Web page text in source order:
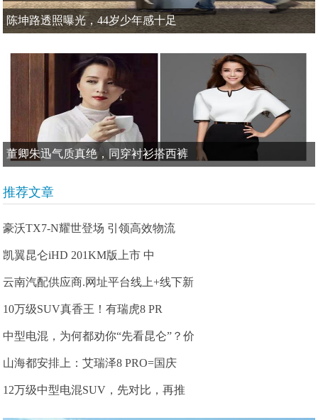
陈坤路透照曝光，44岁少年感十足
董卿朱迅气质真绝，同穿衬衫搭西裤
推荐文章
豪沃TX7-N耀世登场 引领高效物流
凯翼昆仑iHD 201KM版上市 中
云南汽配供应商.网址平台线上+线下新
10万级SUV真香王！有瑞虎8 PR
中型电混，为何都劝你“先看昆仑”？价
山海都安排上：艾瑞泽8 PRO=国庆
12万级中型电混SUV，先对比，再推